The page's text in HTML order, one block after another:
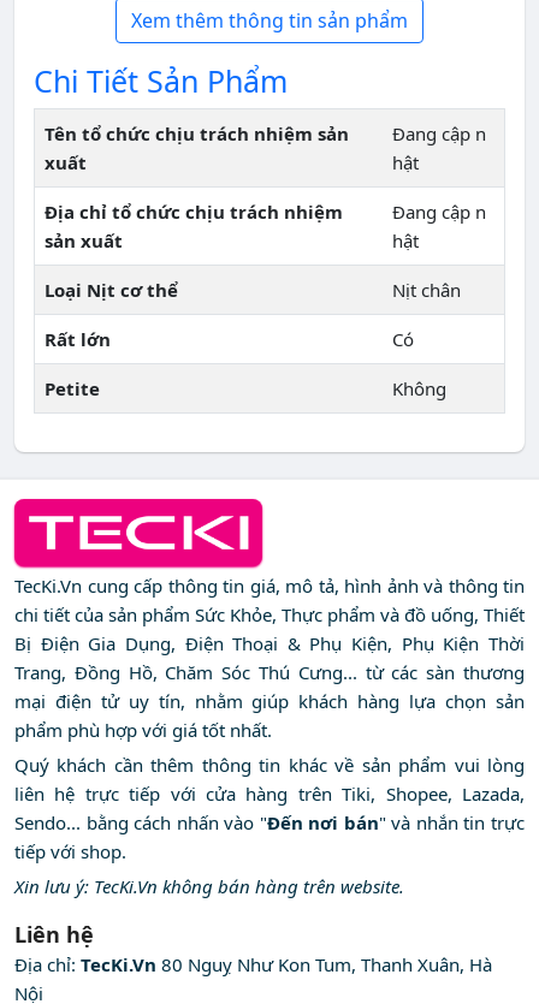
Xem thêm thông tin sản phẩm
Chi Tiết Sản Phẩm
Tên tổ chức chịu trách nhiệm sản
xuất
Đang cập n
hật
Địa chỉ tổ chức chịu trách nhiệm
sản xuất
Đang cập n
hật
Loại Nịt cơ thể Nịt chân
Rất lớn Có
Petite Không
TecKi.Vn cung cấp thông tin giá, mô tả, hình ảnh và thông tin
chi tiết của sản phẩm Sức Khỏe, Thực phẩm và đồ uống, Thiết
Bị Điện Gia Dụng, Điện Thoại & Phụ Kiện, Phụ Kiện Thời
Trang, Đồng Hồ, Chăm Sóc Thú Cưng... từ các sàn thương
mại điện tử uy tín, nhằm giúp khách hàng lựa chọn sản
phẩm phù hợp với giá tốt nhất.
Quý khách cần thêm thông tin khác về sản phẩm vui lòng
liên hệ trực tiếp với cửa hàng trên Tiki, Shopee, Lazada,
Sendo... bằng cách nhấn vào "Đến nơi bán" và nhắn tin trực
tiếp với shop.
Xin lưu ý: TecKi.Vn không bán hàng trên website.
Liên hệ
Địa chỉ: TecKi.Vn 80 Nguỵ Như Kon Tum, Thanh Xuân, Hà
Nội